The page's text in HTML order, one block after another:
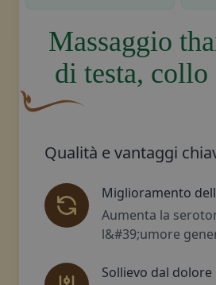
Massaggio
di testa, collo
Qualità e vantaggi
Miglioramento
Aumenta la
l&#39;umore
Sollievo dal dolore